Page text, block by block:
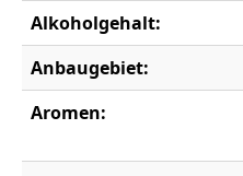
Alkoholgehalt:
Anbaugebiet:
Aromen: